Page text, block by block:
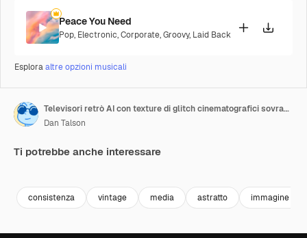
Peace You Need
Pop, Electronic,Corporate,Groovy, Laid Back
Esploraaltre opzioni musicali
Televisori retrò AI con texture di glitch cinematografici sovrapposte
Dan Talson
Ti potrebbe anche interessare
consistenza vintage media astratto immagine